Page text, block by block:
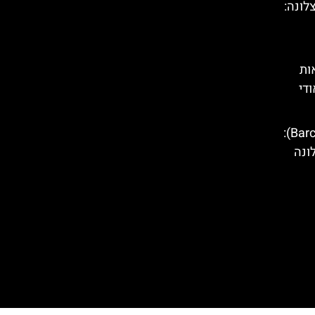
סיור טוקטוק בברצלונה (Barcelona):